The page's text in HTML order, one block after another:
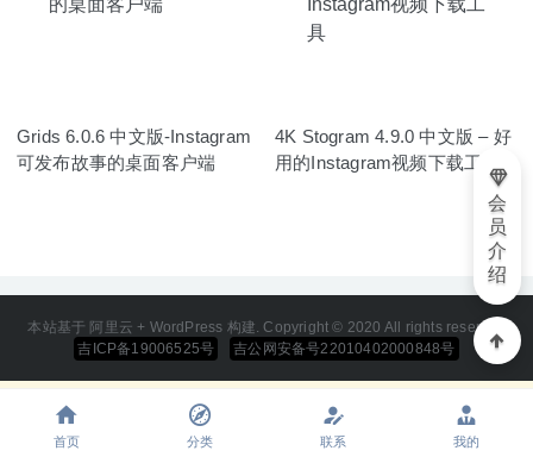
Grids 6.0.6 中文版-Instagram
可发布故事的桌面客户端
4K Stogram 4.9.0 中文版 – 好
用的Instagram视频下载工具
本站基于 阿里云 + WordPress 构建. Copyright © 2020 All rights reserved
吉ICP备19006525号
吉公网安备号22010402000848号
会
员
介
绍
首页 分类 联系 我的